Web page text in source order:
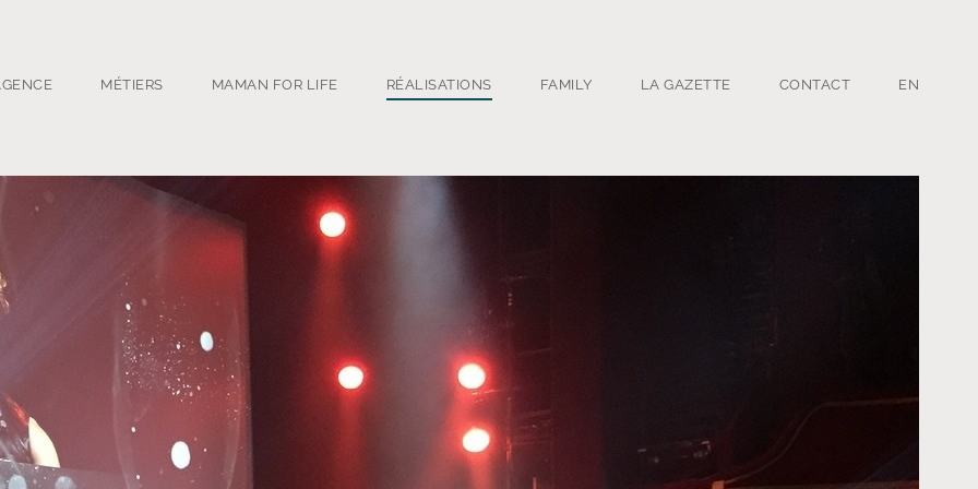
MÉTIERS MAMAN FOR LIFE RÉALISATIONS FAMILY LA GAZETTE CONTACT EN